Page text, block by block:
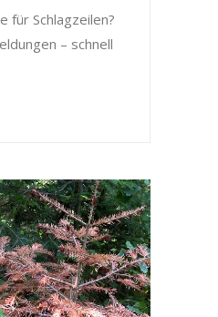
für Schlagzeilen?
– schnell